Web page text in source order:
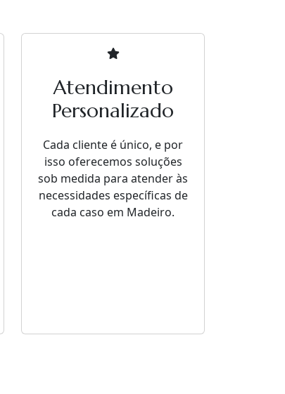
Atendimento
Personalizado
Cada cliente é único, e por
isso oferecemos soluções
sob medida para atender às
necessidades específicas de
cada caso em Madeiro.